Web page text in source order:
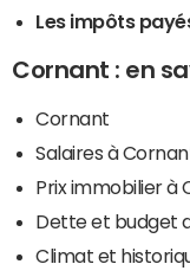
Les impôts
Cornant : en
Cornant
Salaires à
Prix immobilier à
Dette et budget
Climat et